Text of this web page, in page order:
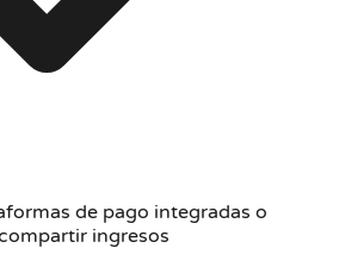
de pago integradas o
ingresos